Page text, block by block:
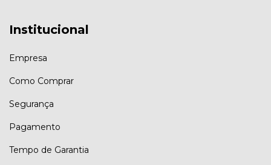
Institucional
Empresa
Como Comprar
Segurança
Pagamento
Tempo de Garantia